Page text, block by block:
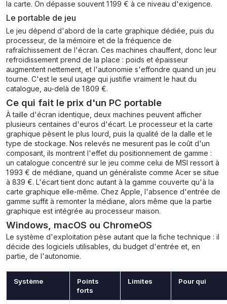
la carte. On dépasse souvent 1 199 € à ce niveau d'exigence.
Le portable de jeu
Le jeu dépend d'abord de la carte graphique dédiée, puis du
processeur, de la mémoire et de la fréquence de
rafraîchissement de l'écran. Ces machines chauffent, donc leur
refroidissement prend de la place : poids et épaisseur
augmentent nettement, et l'autonomie s'effondre quand un jeu
tourne. C'est le seul usage qui justifie vraiment le haut du
catalogue, au-delà de 1 809 €.
Ce qui fait le prix d'un PC portable
À taille d'écran identique, deux machines peuvent afficher
plusieurs centaines d'euros d'écart. Le processeur et la carte
graphique pèsent le plus lourd, puis la qualité de la dalle et le
type de stockage. Nos relevés ne mesurent pas le coût d'un
composant, ils montrent l'effet du positionnement de gamme :
un catalogue concentré sur le jeu comme celui de MSI ressort à
1 993 € de médiane, quand un généraliste comme Acer se situe
à 839 €. L'écart tient donc autant à la gamme couverte qu'à la
carte graphique elle-même. Chez Apple, l'absence d'entrée de
gamme suffit à remonter la médiane, alors même que la partie
graphique est intégrée au processeur maison.
Windows, macOS ou ChromeOS
Le système d'exploitation pèse autant que la fiche technique : il
décide des logiciels utilisables, du budget d'entrée et, en
partie, de l'autonomie.
Système
Points
forts
Limites Pour qui